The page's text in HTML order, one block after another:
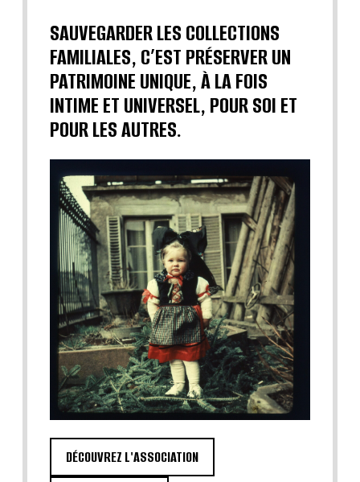
SAUVEGARDER LES COLLECTIONS
FAMILIALES, C’EST PRÉSERVER UN
PATRIMOINE UNIQUE, À LA FOIS
INTIME ET UNIVERSEL, POUR SOI ET
POUR LES AUTRES.
DÉCOUVREZ L'ASSOCIATION